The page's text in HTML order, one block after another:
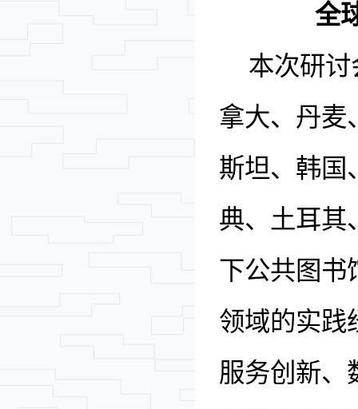
全
本次研讨
拿大、丹麦
斯坦、韩国
典、土耳其
下公共图书
领域的实践
服务创新、